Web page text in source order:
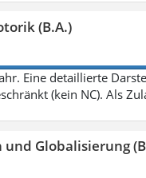
(B.A.)
Eine detaillierte
(kein NC). Als
und Globalisierung